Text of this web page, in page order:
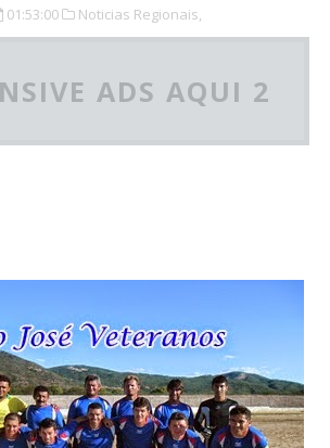
01:53:00 Noticias Regionais,
ADS AQUI 2